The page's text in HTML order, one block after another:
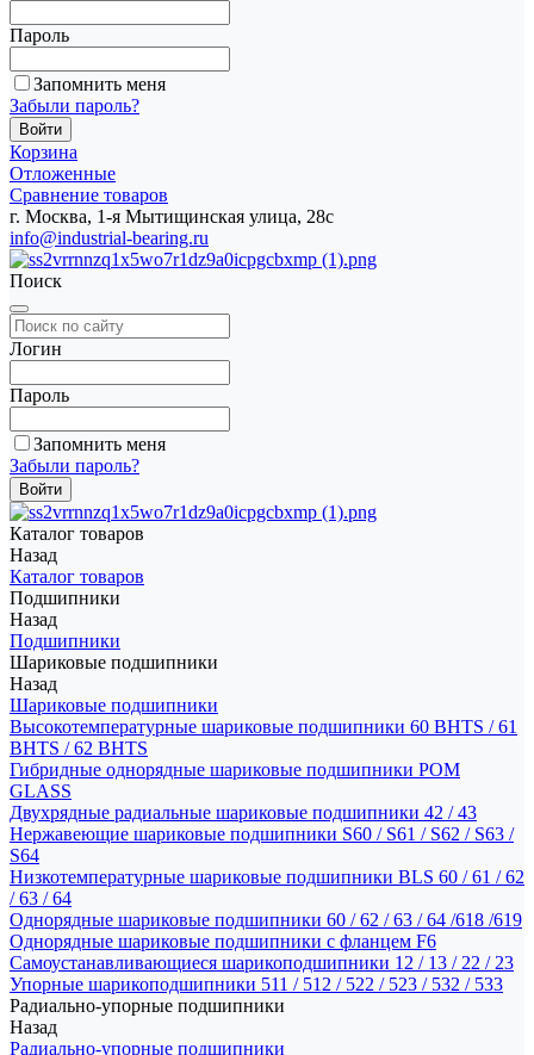
Пароль
Запомнить меня
Забыли пароль?
Корзина
Отложенные
Сравнение товаров
г. Москва, 1-я Мытищинская улица, 28с
info@industrial-bearing.ru
Поиск
Логин
Пароль
Запомнить меня
Забыли пароль?
Каталог товаров
Назад
Каталог товаров
Подшипники
Назад
Подшипники
Шариковые подшипники
Назад
Шариковые подшипники
Высокотемпературные шариковые подшипники 60 BHTS / 61
BHTS / 62 BHTS
Гибридные однорядные шариковые подшипники POM
GLASS
Двухрядные радиальные шариковые подшипники 42 / 43
Нержавеющие шариковые подшипники S60 / S61 / S62 / S63 /
S64
Низкотемпературные шариковые подшипники BLS 60 / 61 / 62
/ 63 / 64
Однорядные шариковые подшипники 60 / 62 / 63 / 64 /618 /619
Однорядные шариковые подшипники с фланцем F6
Самоустанавливающиеся шарикоподшипники 12 / 13 / 22 / 23
Упорные шарикоподшипники 511 / 512 / 522 / 523 / 532 / 533
Радиально-упорные подшипники
Назад
Радиально-упорные подшипники